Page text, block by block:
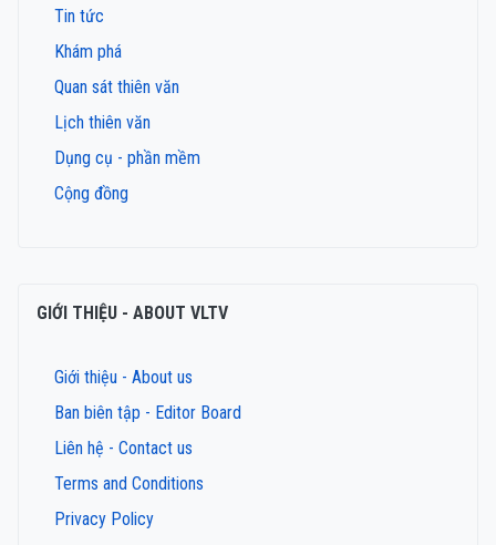
Tin tức
Khám phá
Quan sát thiên văn
Lịch thiên văn
Dụng cụ - phần mềm
Cộng đồng
GIỚI THIỆU - ABOUT VLTV
Giới thiệu - About us
Ban biên tập - Editor Board
Liên hệ - Contact us
Terms and Conditions
Privacy Policy